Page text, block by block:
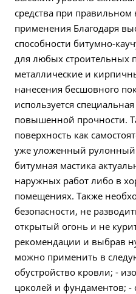
средства при
применения Благодаря
способности битумно-
для любых строительных
металлические и
нанесения бесшовного
используется
повышенной прочности.
поверхность как
уже уложенный рулонный
битумная мастика
наружных работ либо в
помещениях. Также
безопасности, не
открытый огонь и не
рекомендации и выбрав
можно применить в
обустройство кровли; -
цоколей и фундаментов; -